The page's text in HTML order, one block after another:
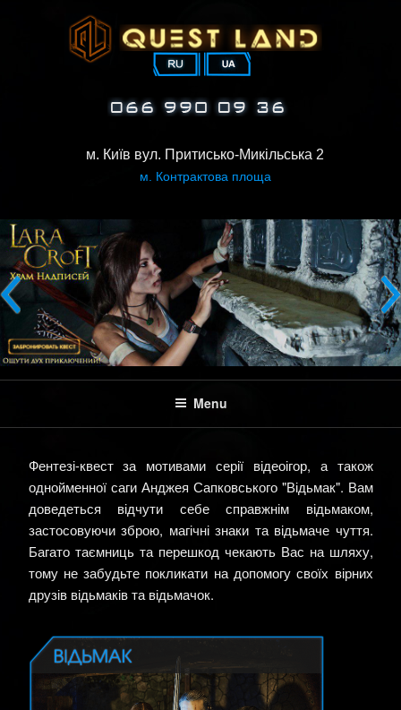
м. Київ вул. Притисько-Микільська 2
м. Контрактова площа
Menu
Фентезі-квест за мотивами серії відеоігор, а також
однойменної саги Анджея Сапковського "Відьмак". Вам
доведеться відчути себе справжнім відьмаком,
застосовуючи зброю, магічні знаки та відьмаче чуття.
Багато таємниць та перешкод чекають Вас на шляху,
тому не забудьте покликати на допомогу своїх вірних
друзів відьмаків та відьмачок.